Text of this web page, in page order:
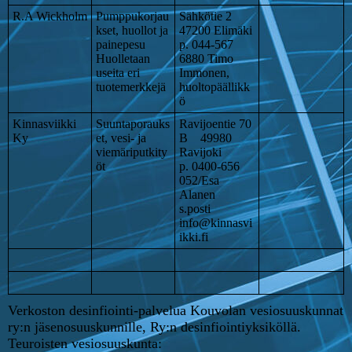
R.A Wickholm
Pumppukorjau
kset, huollot ja
painepesu
Huolletaan
useita eri
tuotemerkkejä
Sähkötie 2
47200 Elimäki
p. 044-567
6880 Timo
Immonen,
huoltopäällikk
ö
Kinnasviikki
Ky
Suuntaporauks
et, vesi- ja
viemäriputkity
öt
Ravijoentie 70
B 49980
Ravijoki
p. 0400-656
052/Esa
Alanen
s.posti
info@kinnasvi
ikki.fi
Verkoston desinfiointi-palvelua Kouvolan vesiosuuskunnat
ry:n jäsenosuuskunnille, Ry:n desinfiointiyksiköllä.
Teuroisten vesiosuuskunta: